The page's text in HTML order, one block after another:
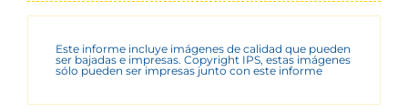
Este informe incluye imágenes de calidad que pueden
ser bajadas e impresas. Copyright IPS, estas imágenes
sólo pueden ser impresas junto con este informe